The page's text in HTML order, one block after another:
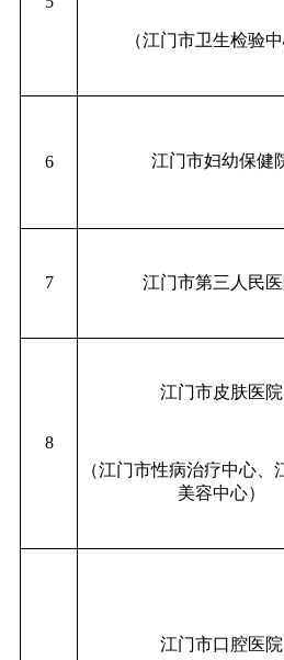
（江门市卫生检验中
6 江门市妇幼保健
7 江门市第三人民
8
江门市皮肤医院
（江门市性病治疗中心、
美容中心）
江门市口腔医院